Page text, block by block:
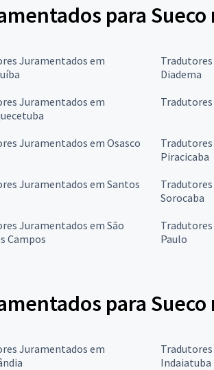
para Sueco
Juramentados em
Diadema
Juramentados em
Juramentados em Osasco
Piracicaba
Juramentados em Santos
Sorocaba
Juramentados em São
Campos
Paulo
para
Juramentados em
Indaiatuba